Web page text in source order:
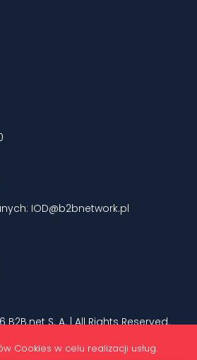
IOD@b2bnetwork.pl
S. A. | All Rights Reserved.
Cookies w celu realizacji usług.